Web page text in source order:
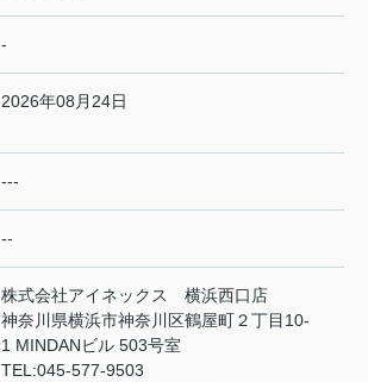
-
2026年08月24日
---
--
株式会社アイネックス 横浜西口店
神奈川県横浜市神奈川区鶴屋町２丁目10-
1 MINDANビル 503号室
TEL:045-577-9503